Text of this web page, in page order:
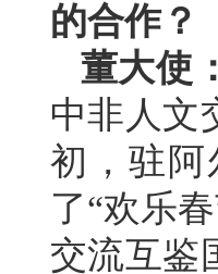
的合作？
董大使：
中非人文
初，驻阿
了“欢乐
交流互鉴